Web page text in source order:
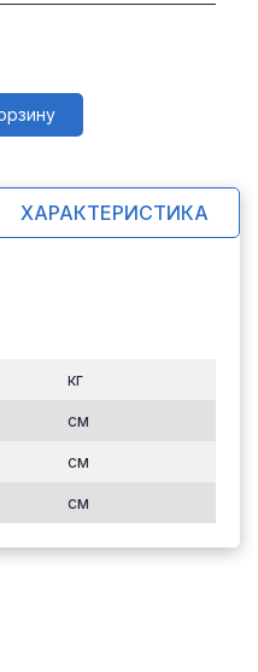
ХАРАКТЕРИСТИКА
кг
см
см
см